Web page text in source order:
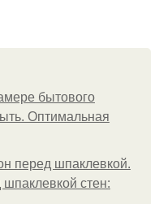
бытового
Оптимальная
перед шпаклевкой.
шпаклевкой стен: